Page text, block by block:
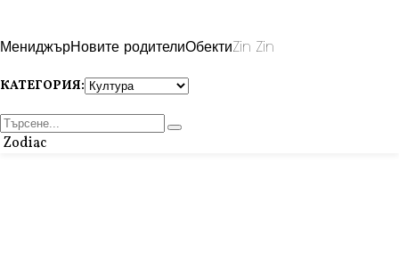
МениджърНовите родителиОбектиZin Zin
КАТЕГОРИЯ:
Zodiac